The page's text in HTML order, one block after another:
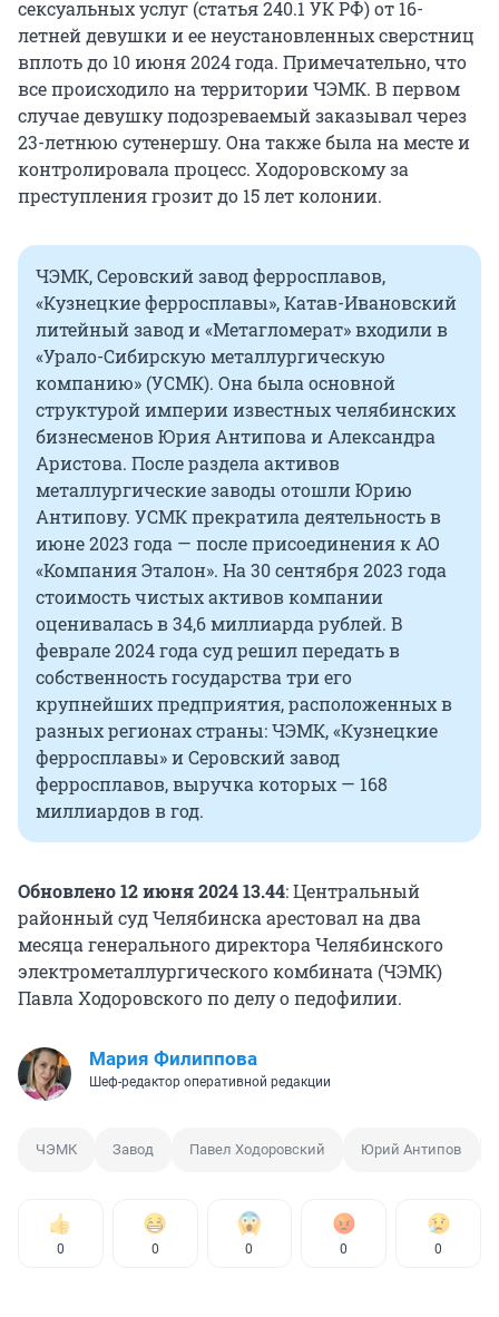
сексуальных услуг (статья 240.1 УК РФ) от 16-
летней девушки и ее неустановленных сверстниц
вплоть до 10 июня 2024 года. Примечательно, что
все происходило на территории ЧЭМК. В первом
случае девушку подозреваемый заказывал через
23-летнюю сутенершу. Она также была на месте и
контролировала процесс. Ходоровскому за
преступления грозит до 15 лет колонии.
ЧЭМК, Серовский завод ферросплавов,
«Кузнецкие ферросплавы», Катав-Ивановский
литейный завод и «Метагломерат» входили в
«Урало-Сибирскую металлургическую
компанию» (УСМК). Она была основной
структурой империи известных челябинских
бизнесменов Юрия Антипова и Александра
Аристова. После раздела активов
металлургические заводы отошли Юрию
Антипову. УСМК прекратила деятельность в
июне 2023 года — после присоединения к АО
«Компания Эталон». На 30 сентября 2023 года
стоимость чистых активов компании
оценивалась в 34,6 миллиарда рублей. В
феврале 2024 года суд решил передать в
собственность государства три его
крупнейших предприятия, расположенных в
разных регионах страны: ЧЭМК, «Кузнецкие
ферросплавы» и Серовский завод
ферросплавов, выручка которых — 168
миллиардов в год.
Обновлено 12 июня 2024 13.44: Центральный
районный суд Челябинска арестовал на два
месяца генерального директора Челябинского
электрометаллургического комбината (ЧЭМК)
Павла Ходоровского по делу о педофилии.
Мария Филиппова
Шеф-редактор оперативной редакции
ЧЭМК Завод Павел Ходоровский Юрий Антипов
0 0 0 0 0